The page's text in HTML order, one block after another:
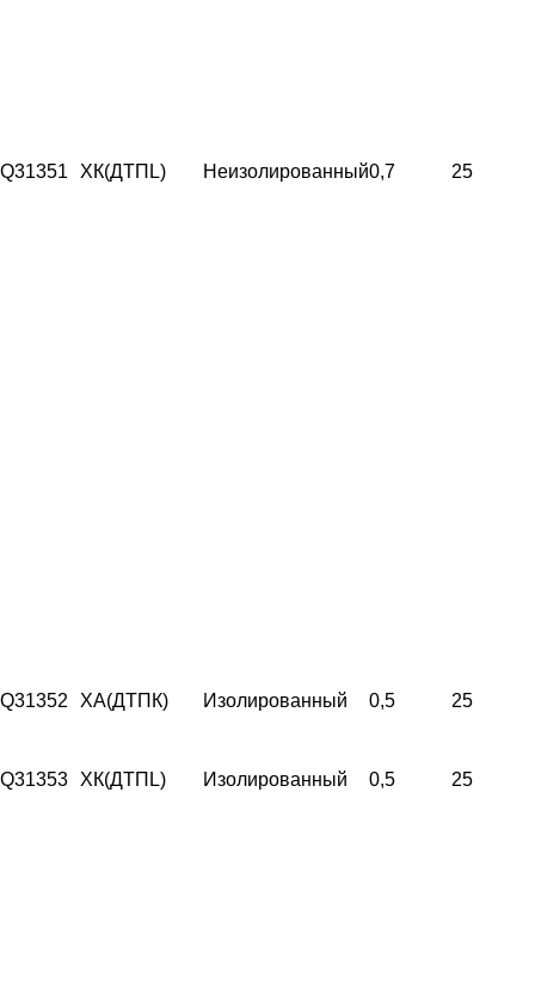
Q31351 ХК(ДТПL) Неизолированный0,7 25
Q31352 ХА(ДТПК) Изолированный 0,5 25
Q31353 ХК(ДТПL) Изолированный 0,5 25